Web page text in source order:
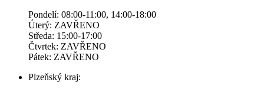
Pondelí: 08:00-11:00, 14:00-18:00
Úterý: ZAVŘENO
Středa: 15:00-17:00
Čtvrtek: ZAVŘENO
Pátek: ZAVŘENO
Plzeňský kraj: